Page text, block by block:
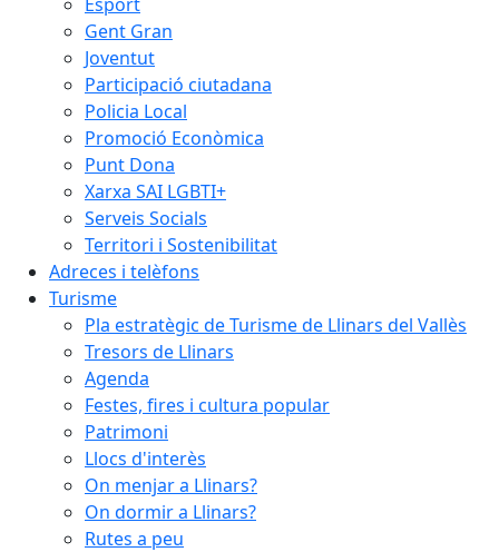
Gent Gran
Joventut
Participació ciutadana
Policia Local
Promoció Econòmica
Punt Dona
Xarxa SAI LGBTI+
Serveis Socials
Territori i Sostenibilitat
Adreces i telèfons
Turisme
Pla estratègic de Turisme de Llinars del Vallès
Tresors de Llinars
Agenda
Festes, fires i cultura popular
Patrimoni
Llocs d'interès
On menjar a Llinars?
On dormir a Llinars?
Rutes a peu